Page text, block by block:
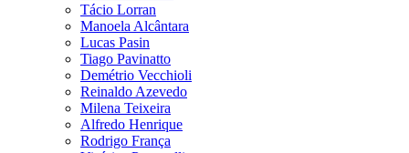
Tácio Lorran
Manoela Alcântara
Lucas Pasin
Tiago Pavinatto
Demétrio Vecchioli
Reinaldo Azevedo
Milena Teixeira
Alfredo Henrique
Rodrigo França